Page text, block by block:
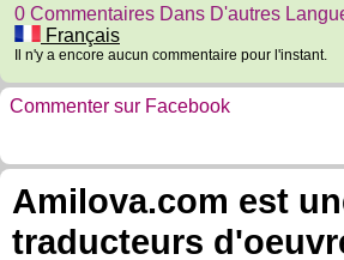
0 Commentaires Dans D'autres
Français
Il n'y a encore aucun commentaire pour l'instant.
Commenter sur Facebook
Amilova.com est
traducteurs